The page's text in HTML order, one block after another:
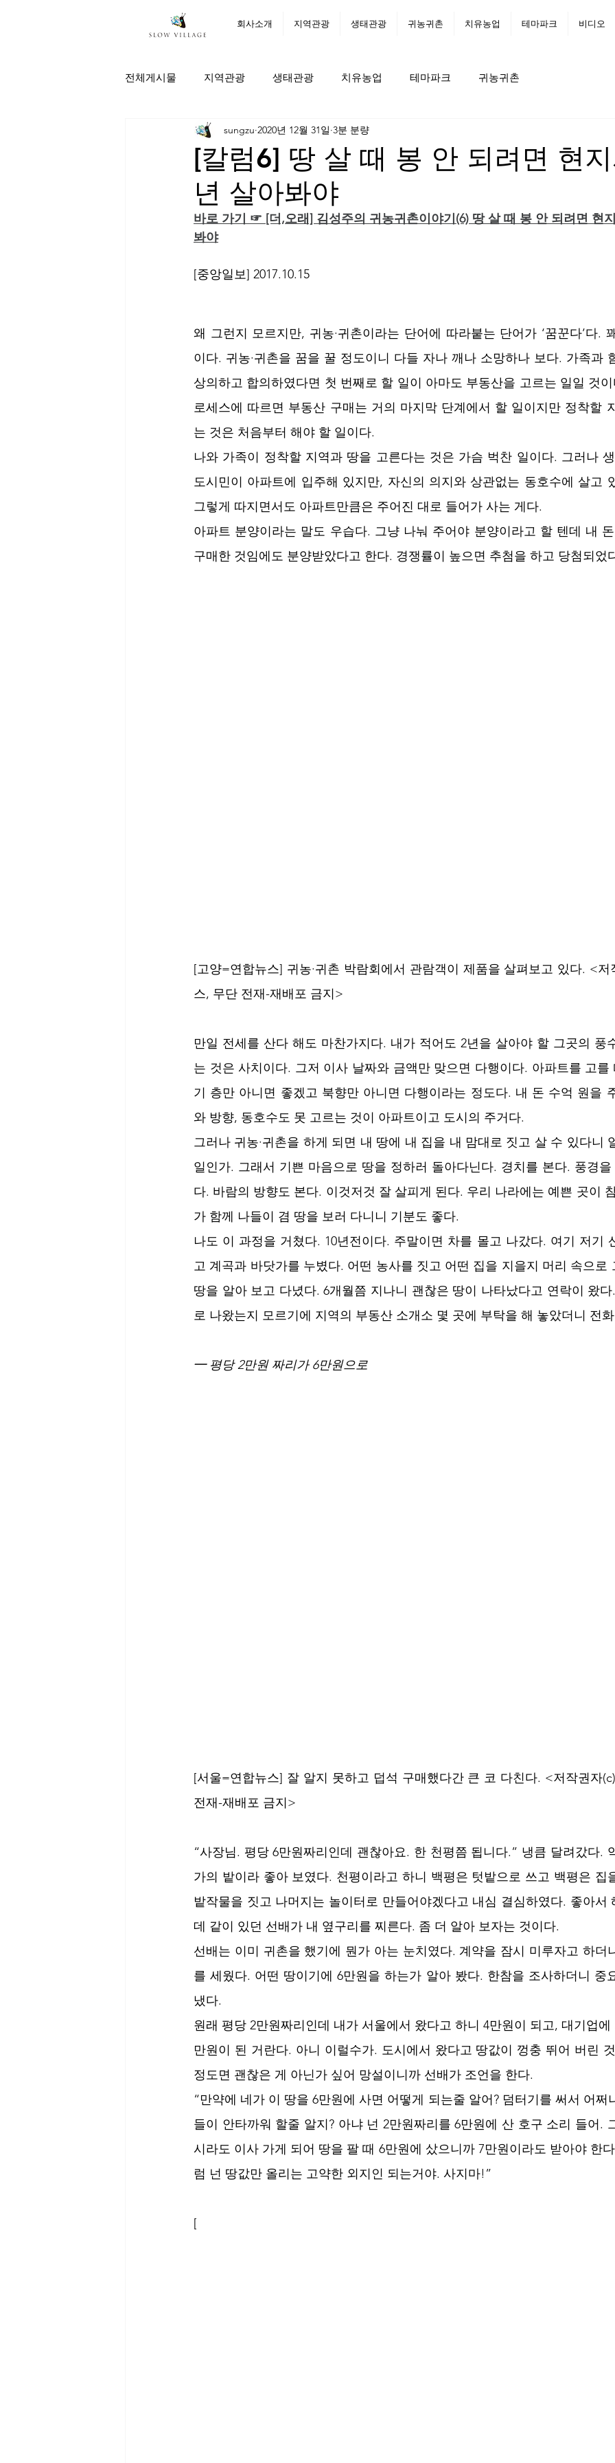
회사소개 지역관광 생태관광 귀농귀촌 치유농업 테마파크 비디오
전체게시물 지역관광 생태관광 치유농업 테마파크 귀농귀촌
[칼럼6] 땅 살 때 봉 안 되려면 현
년 살아봐야
sungzu 2020년 12월 31일 3분 분량
바로 가기 ☞ [더,오래] 김성주의 귀농귀촌이야기(6) 땅 살 때 봉 안 되려면 현
봐야
[중앙일보] 2017.10.15
왜 그런지 모르지만, 귀농·귀촌이라는 단어에 따라붙는 단어가 ‘꿈꾼다’다.
이다. 귀농·귀촌을 꿈을 꿀 정도이니 다들 자나 깨나 소망하나 보다. 가족과
상의하고 합의하였다면 첫 번째로 할 일이 아마도 부동산을 고르는 일일 것이
로세스에 따르면 부동산 구매는 거의 마지막 단계에서 할 일이지만 정착할
는 것은 처음부터 해야 할 일이다.
나와 가족이 정착할 지역과 땅을 고른다는 것은 가슴 벅찬 일이다. 그러나
도시민이 아파트에 입주해 있지만, 자신의 의지와 상관없는 동호수에 살고
그렇게 따지면서도 아파트만큼은 주어진 대로 들어가 사는 게다.
아파트 분양이라는 말도 우습다. 그냥 나눠 주어야 분양이라고 할 텐데 내
구매한 것임에도 분양받았다고 한다. 경쟁률이 높으면 추첨을 하고 당첨되었
[고양=연합뉴스] 귀농·귀촌 박람회에서 관람객이 제품을 살펴보고 있다. <저
스, 무단 전재-재배포 금지>
만일 전세를 산다 해도 마찬가지다. 내가 적어도 2년을 살아야 할 그곳의 풍
는 것은 사치이다. 그저 이사 날짜와 금액만 맞으면 다행이다. 아파트를 고를
기 층만 아니면 좋겠고 북향만 아니면 다행이라는 정도다. 내 돈 수억 원을
와 방향, 동호수도 못 고르는 것이 아파트이고 도시의 주거다.
그러나 귀농·귀촌을 하게 되면 내 땅에 내 집을 내 맘대로 짓고 살 수 있다니
일인가. 그래서 기쁜 마음으로 땅을 정하러 돌아다닌다. 경치를 본다. 풍경
다. 바람의 방향도 본다. 이것저것 잘 살피게 된다. 우리 나라에는 예쁜 곳이
가 함께 나들이 겸 땅을 보러 다니니 기분도 좋다.
나도 이 과정을 거쳤다. 10년전이다. 주말이면 차를 몰고 나갔다. 여기 저기
고 계곡과 바닷가를 누볐다. 어떤 농사를 짓고 어떤 집을 지을지 머리 속으로
땅을 알아 보고 다녔다. 6개월쯤 지나니 괜찮은 땅이 나타났다고 연락이 왔
로 나왔는지 모르기에 지역의 부동산 소개소 몇 곳에 부탁을 해 놓았더니 전
━ 평당 2만원 짜리가 6만원으로
[서울=연합뉴스] 잘 알지 못하고 덥석 구매했다간 큰 코 다친다. <저작권자
전재-재배포 금지>
“사장님. 평당 6만원짜리인데 괜찮아요. 한 천평쯤 됩니다.” 냉큼 달려갔다.
가의 밭이라 좋아 보였다. 천평이라고 하니 백평은 텃밭으로 쓰고 백평은 집
밭작물을 짓고 나머지는 놀이터로 만들어야겠다고 내심 결심하였다. 좋아서
데 같이 있던 선배가 내 옆구리를 찌른다. 좀 더 알아 보자는 것이다.
선배는 이미 귀촌을 했기에 뭔가 아는 눈치였다. 계약을 잠시 미루자고 하더
를 세웠다. 어떤 땅이기에 6만원을 하는가 알아 봤다. 한참을 조사하더니 중
냈다.
원래 평당 2만원짜리인데 내가 서울에서 왔다고 하니 4만원이 되고, 대기업
만원이 된 거란다. 아니 이럴수가. 도시에서 왔다고 땅값이 껑충 뛰어 버린
정도면 괜찮은 게 아닌가 싶어 망설이니까 선배가 조언을 한다.
“만약에 네가 이 땅을 6만원에 사면 어떻게 되는줄 알어? 덤터기를 써서 어쩌
들이 안타까워 할줄 알지? 아냐 넌 2만원짜리를 6만원에 산 호구 소리 들어.
시라도 이사 가게 되어 땅을 팔 때 6만원에 샀으니까 7만원이라도 받아야 한
럼 넌 땅값만 올리는 고약한 외지인 되는거야. 사지마!”
[